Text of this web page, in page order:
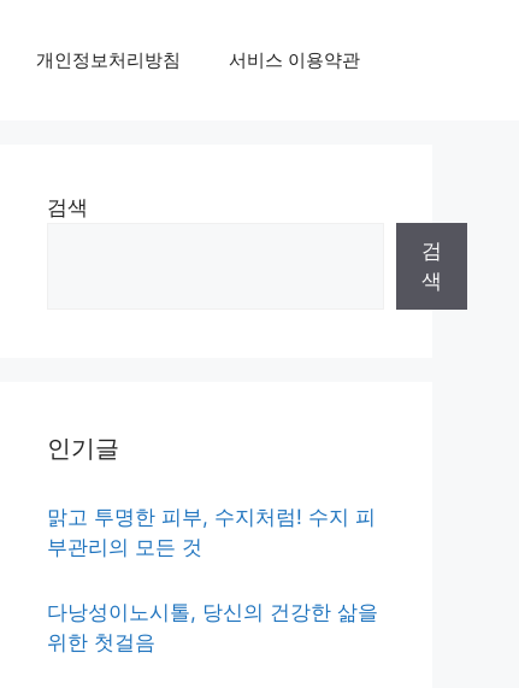
개인정보처리방침 서비스 이용약관
검색
검
색
인기글
맑고 투명한 피부, 수지처럼! 수지 피
부관리의 모든 것
다낭성이노시톨, 당신의 건강한 삶을
위한 첫걸음